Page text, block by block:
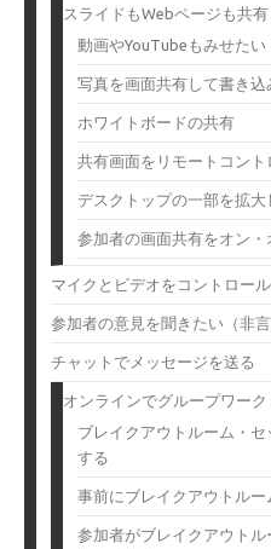
スライドもWebページも共
動画やYouTubeもみせたい
写真を画面共有して書き込
ホワイトボードの共有
共有画面をリモートコント
デスクトップの一部を拡大
参加者の画面共有をオン・
マイクとビデオをコントロール
参加者の意見を聞きたい（非
チャットでメッセージを送る
オンラインでグループワーク
ブレイクアウトルーム・
する
事前にブレイクアウトル
参加者がブレイクアウト